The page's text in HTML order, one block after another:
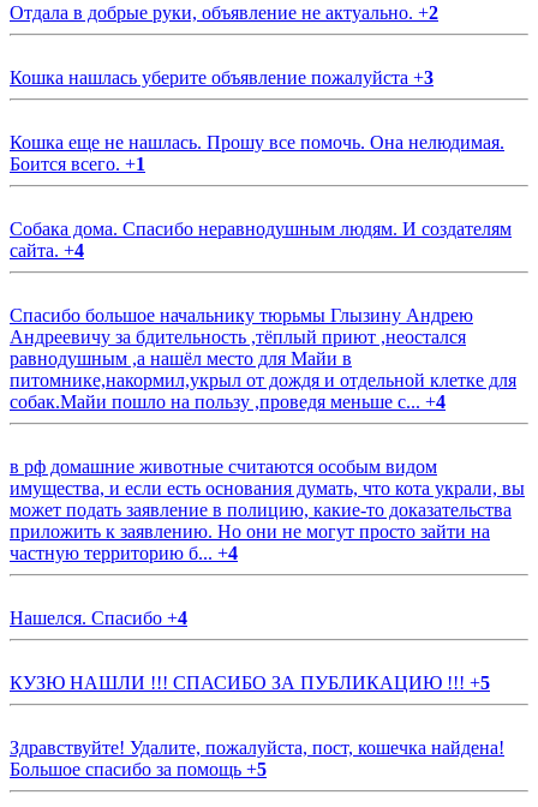
Отдала в добрые руки, объявление не актуально. +2
Кошка нашлась уберите объявление пожалуйста +3
Кошка еще не нашлась. Прошу все помочь. Она нелюдимая.
Боится всего. +1
Собака дома. Спасибо неравнодушным людям. И создателям
сайта. +4
Спасибо большое начальнику тюрьмы Глызину Андрею
Андреевичу за бдительность ,тёплый приют ,неостался
равнодушным ,а нашёл место для Майи в
питомнике,накормил,укрыл от дождя и отдельной клетке для
собак.Майи пошло на пользу ,проведя меньше с... +4
в рф домашние животные считаются особым видом
имущества, и если есть основания думать, что кота украли, вы
может подать заявление в полицию, какие-то доказательства
приложить к заявлению. Но они не могут просто зайти на
частную территорию б... +4
Нашелся. Спасибо +4
КУЗЮ НАШЛИ !!! СПАСИБО ЗА ПУБЛИКАЦИЮ !!! +5
Здравствуйте! Удалите, пожалуйста, пост, кошечка найдена!
Большое спасибо за помощь +5